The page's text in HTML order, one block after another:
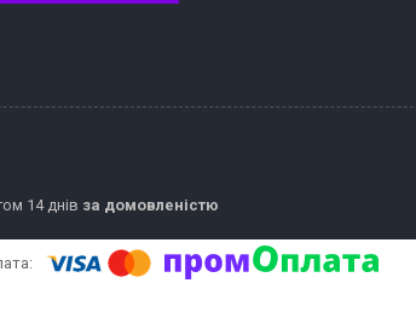
14 днів за домовленістю